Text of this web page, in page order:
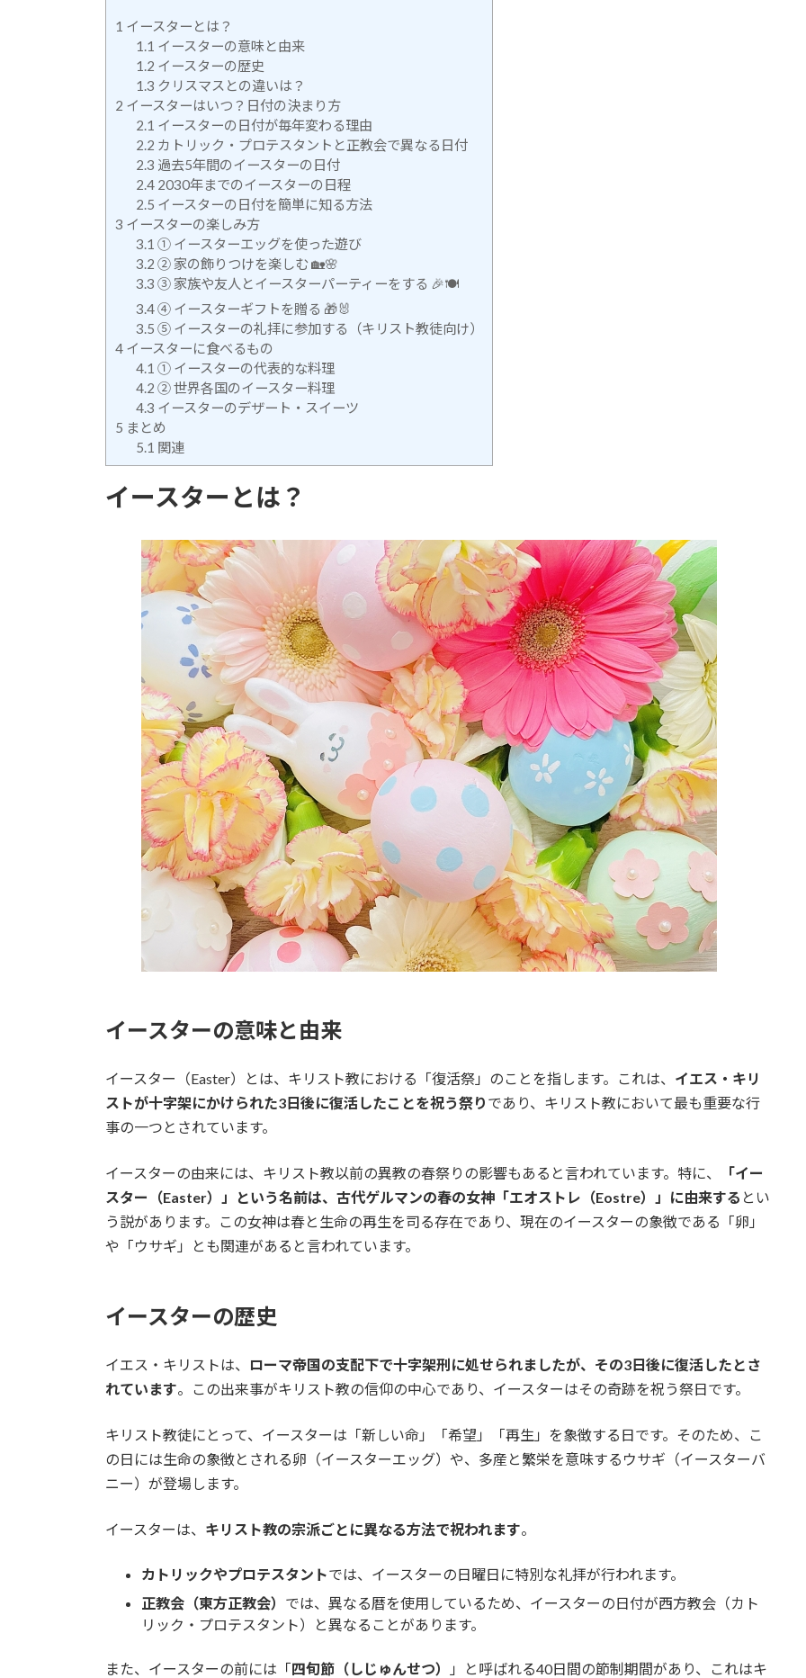
1 イースターとは？
1.1 イースターの意味と由来
1.2 イースターの歴史
1.3 クリスマスとの違いは？
2 イースターはいつ？日付の決まり方
2.1 イースターの日付が毎年変わる理由
2.2 カトリック・プロテスタントと正教会で異なる日付
2.3 過去5年間のイースターの日付
2.42030年までのイースターの日程
2.5 イースターの日付を簡単に知る方法
3 イースターの楽しみ方
3.1 ① イースターエッグを使った遊び
3.2 ② 家の飾りつけを楽しむ 🏡🌸
3.3 ③ 家族や友人とイースターパーティーをする 🎉🍽
3.4④ イースターギフトを贈る 🎁🐰
3.5 ⑤ イースターの礼拝に参加する（キリスト教徒向け）
4 イースターに食べるもの
4.1 ① イースターの代表的な料理
4.2 ② 世界各国のイースター料理
4.3 イースターのデザート・スイーツ
5 まとめ
5.1 関連
イースターとは？
イースターの意味と由来
イースター（Easter）とは、キリスト教における「復活祭」のことを指します。これは、 イエス・キリ
ストが十字架にかけられた3日後に復活したことを祝う祭り であり、キリスト教において最も重要な行
事の一つとされています。
イースターの由来には、キリスト教以前の異教の春祭りの影響もあると言われています。特に、
「イー
スター（Easter）」という名前は、古代ゲルマンの春の女神「エオストレ（Eostre）」に由来する とい
う説があります。この女神は春と生命の再生を司る存在であり、現在のイースターの象徴である「卵」
や「ウサギ」とも関連があると言われています。
イースターの歴史
イエス・キリストは、
ローマ帝国の支配下で十字架刑に処せられましたが、その3日後に復活したとさ
れています。この出来事がキリスト教の信仰の中心であり、イースターはその奇跡を祝う祭日です。
キリスト教徒にとって、イースターは「新しい命」「希望」「再生」を象徴する日です。そのため、こ
の日には生命の象徴とされる卵（イースターエッグ）や、多産と繁栄を意味するウサギ（イースターバ
ニー）が登場します。
イースターは、 キリスト教の宗派ごとに異なる方法で祝われます。
カトリックやプロテスタントでは、イースターの日曜日に特別な礼拝が行われます。
正教会（東方正教会） では、異なる暦を使用しているため、イースターの日付が西方教会（カト
リック・プロテスタント）と異なることがあります。
また、イースターの前には「四旬節（しじゅんせつ） 」と呼ばれる40日間の節制期間があり、これはキ